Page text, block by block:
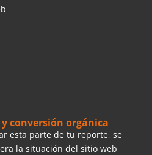
conversión orgánica
esta parte de tu reporte, se
la situación del sitio web